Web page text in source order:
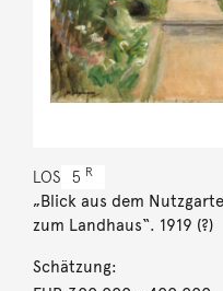
LOS 5 R
„Blick aus dem
zum Landhaus“. 1919 (?)
Schätzung: